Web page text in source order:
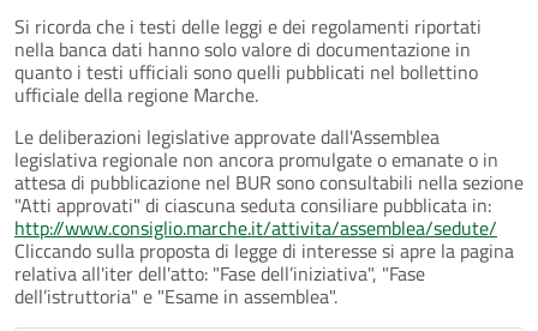
Si ricorda che i testi delle leggi e dei regolamenti riportati
nella banca dati hanno solo valore di documentazione in
quanto i testi ufficiali sono quelli pubblicati nel bollettino
ufficiale della regione Marche.
Le deliberazioni legislative approvate dall'Assemblea
legislativa regionale non ancora promulgate o emanate o in
attesa di pubblicazione nel BUR sono consultabili nella sezione
"Atti approvati" di ciascuna seduta consiliare pubblicata in:
http://www.consiglio.marche.it/attivita/assemblea/sedute/
Cliccando sulla proposta di legge di interesse si apre la pagina
relativa all'iter dell'atto: "Fase dell’iniziativa", "Fase
dell’istruttoria" e "Esame in assemblea".